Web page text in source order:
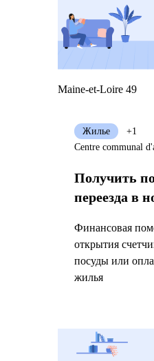
Maine-et-Loire 49
Получить
переезда в
Финансовая
открытия
посуды или
жилья
Жилье
+1